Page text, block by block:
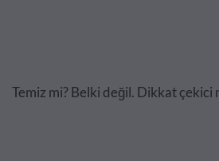
Temiz mi? Belki değil. Dikkat çekici